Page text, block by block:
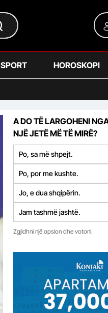
SPORT HOROSKOPI
A DO TË LARGOHENI
NJË JETË MË TË MIRË?
Po, sa më shpejt.
Po, por me kushte.
Jo, e dua shqipërin.
Jam tashmë jashtë.
Zgjidhni një opsion dhe votoni.